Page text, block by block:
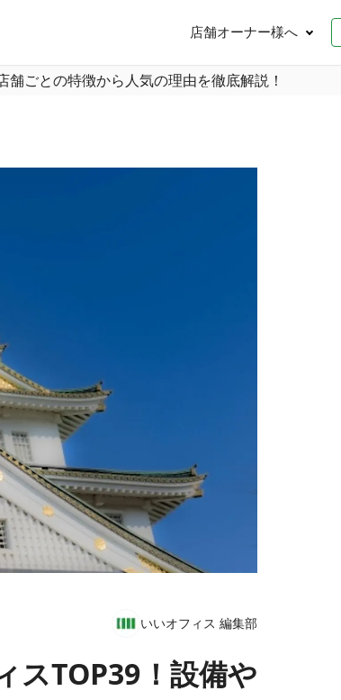
店舗オーナー様へ
舗ごとの特徴から人気の理由を徹底解説！
いいオフィス 編集部
スTOP39！設備や